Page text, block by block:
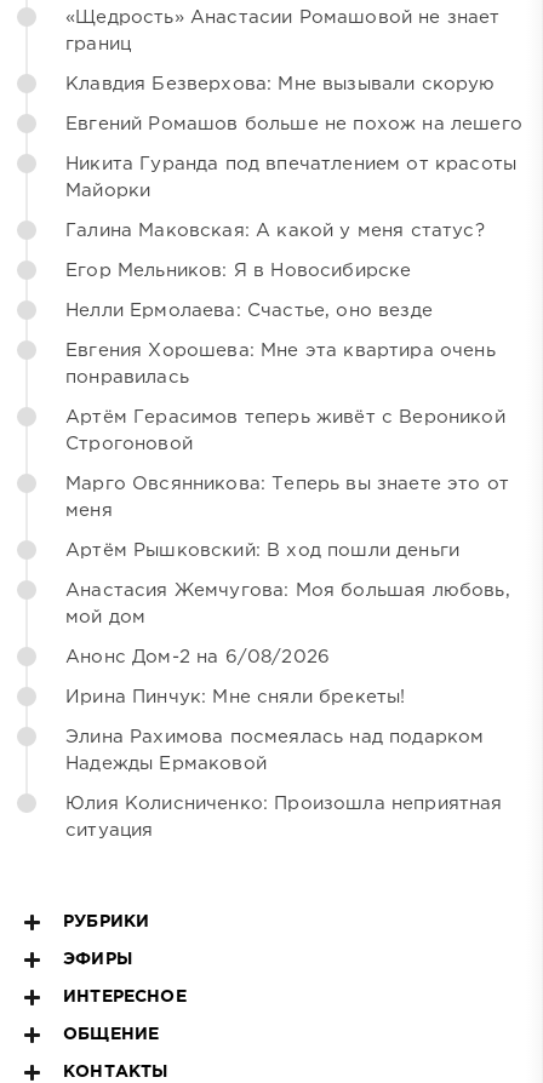
«Щедрость» Анастасии Ромашовой не знает
границ
Клавдия Безверхова: Мне вызывали скорую
Евгений Ромашов больше не похож на лешего
Никита Гуранда под впечатлением от красоты
Майорки
Галина Маковская: А какой у меня статус?
Егор Мельников: Я в Новосибирске
Нелли Ермолаева: Счастье, оно везде
Евгения Хорошева: Мне эта квартира очень
понравилась
Артём Герасимов теперь живёт с Вероникой
Строгоновой
Марго Овсянникова: Теперь вы знаете это от
меня
Артём Рышковский: В ход пошли деньги
Анастасия Жемчугова: Моя большая любовь,
мой дом
Анонс Дом-2 на 6/08/2026
Ирина Пинчук: Мне сняли брекеты!
Элина Рахимова посмеялась над подарком
Надежды Ермаковой
Юлия Колисниченко: Произошла неприятная
ситуация
РУБРИКИ
ЭФИРЫ
ИНТЕРЕСНОЕ
ОБЩЕНИЕ
КОНТАКТЫ